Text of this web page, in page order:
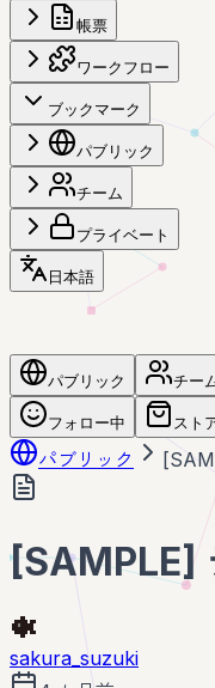
帳票
ワークフロー
ブックマーク
パブリック
チーム
プライベート
日本語
パブリック チー
フォロー中 スト
パブリック
[SAMPLE]
sakura_suzuki